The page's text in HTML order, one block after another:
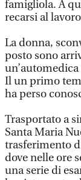
famigliola. A
recarsi al
La donna,
posto sono
Il un primo
ha perso
Trasportato a
Santa Maria
trasferimento
dove nelle ore
una serie di